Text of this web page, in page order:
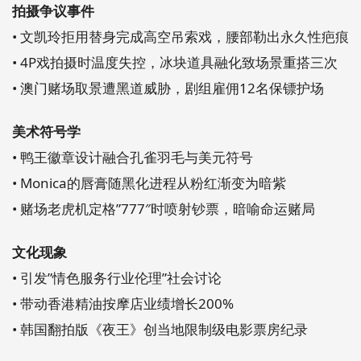
拍摄争议事件
• 文凯玲拒用替身完成高空吊索戏，腰部勒出永久性疤痕
• 4P戏拍摄时温度失控，冰块道具融化致场景重搭三次
• 澳门赌场取景遭黑道威胁，剧组雇佣12名保镖护场
美术符号学
• 鸭王徽章设计融合孔雀羽毛与美元符号
• Monica的唇膏随黑化进程从粉红渐变为暗紫
• 赌场老虎机定格”777″时喷射钞票，暗喻命运赌局
文化现象
• 引发”情色服务行业伦理”社会讨论
• 带动香港精油按摩店业绩增长200%
• 韩国翻拍版《夜王》创当地限制级电影票房纪录